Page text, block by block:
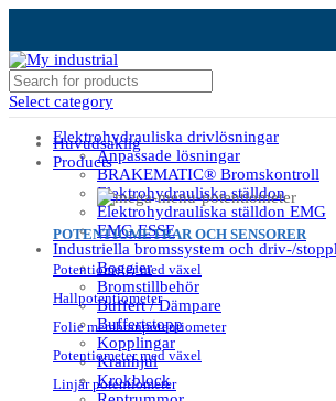
Select category
Elektrohydrauliska drivlösningar
Anpassade lösningar
BRAKEMATIC® Bromskontroll
Elektrohydrauliska ställdon
Elektrohydrauliska ställdon EMG
EMG ESSE
Industriella bromssystem och driv-/
Boggier
Bromstillbehör
Buffert / Dämpare
Buffertstopp
Kopplingar
Kranhjul
Krokblock
Huvudsaklig
Products
POTENTIOMETRAR OCH SENSORER
Potentiometer med växel
Hallpotentiometer
Folie membranpotentiometer
Potentiometer med växel
Linjär potentiometer